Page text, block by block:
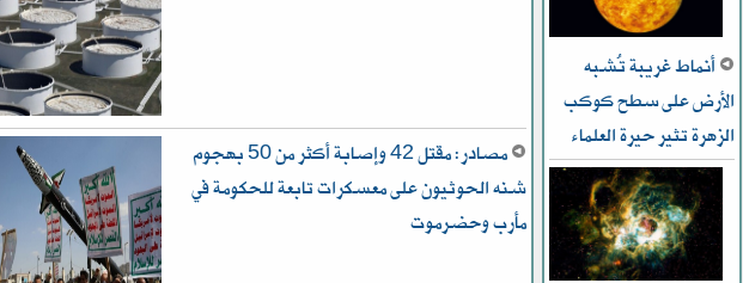
أنماط غريبة تُشبه
الأرض على سطح كوكب
الزهرة تثير حيرة العلماء
مصادر: مقتل 42 وإصابة أكثر من 50 بهجوم
شنه الحوثيون على معسكرات تابعة للحكومة في
مأرب وحضرموت